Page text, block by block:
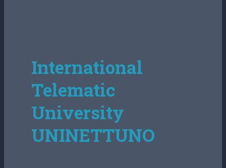
International
Telematic
University
UNINETTUNO